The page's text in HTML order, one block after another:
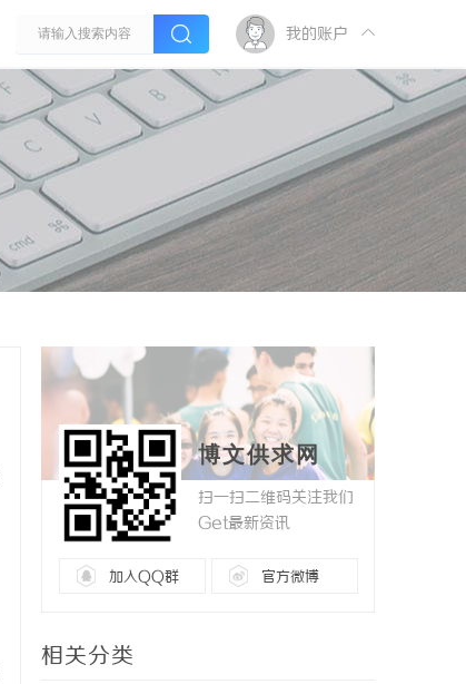
我的账户
博文供求网
扫一扫二维码关注我们
Get最新资讯
加入QQ群 官方微博
相关分类